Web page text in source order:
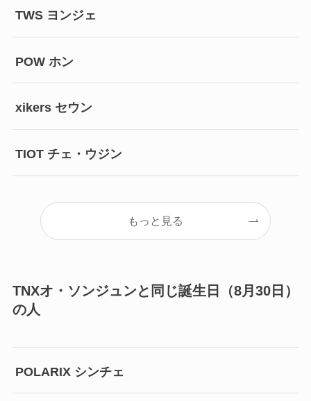
TWS ヨンジェ
POW ホン
xikers セウン
TIOT チェ・ウジン
もっと見る
TNXオ・ソンジュンと同じ誕生日（8月30日）
の人
POLARIX シンチェ